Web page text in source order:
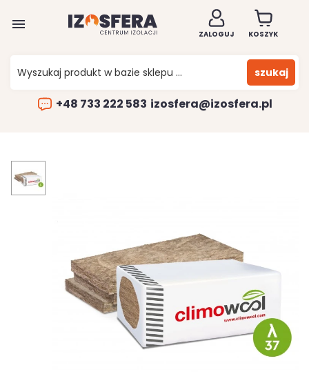

ZALOGUJ KOSZYK
szukaj
+48 733 222 583 izosfera@izosfera.pl